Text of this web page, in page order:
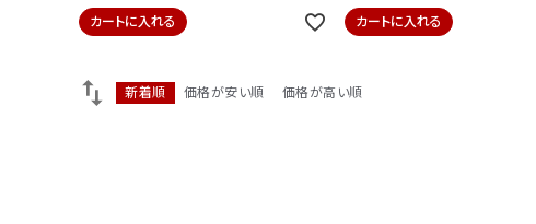
カートに入れる カートに入れる
新着順 価格が安い順 価格が高い順